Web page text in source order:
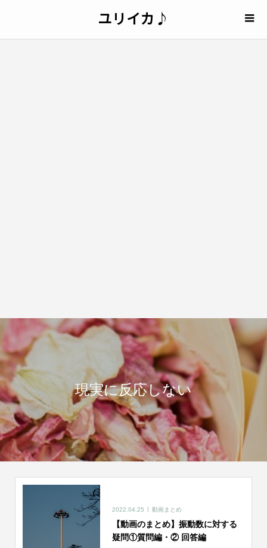
ユリイカ♪
現実に反応しない
2022.04.25 動画まとめ
【動画のまとめ】振動数に対する
疑問①質問編・② 回答編